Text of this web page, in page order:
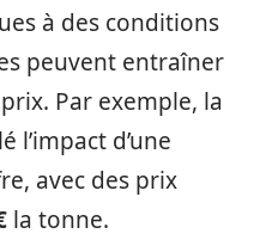
à des conditions
peuvent entraîner
Par exemple, la
l’impact d’une
avec des prix
la tonne.